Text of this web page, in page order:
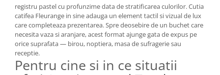
registru pastel cu profunzime data de stratificarea culorilor. Cutia
catifea Fleurange in sine adauga un element tactil si vizual de lux
care completeaza prezentarea. Spre deosebire de un buchet care
necesita vaza si aranjare, acest format ajunge gata de expus pe
orice suprafata — birou, noptiera, masa de sufragerie sau
receptie.
Pentru cine si in ce situatii